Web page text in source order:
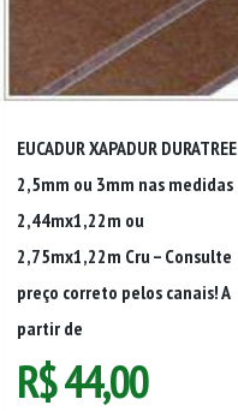
EUCADUR XAPADUR DURATREE
2,5mm ou 3mm nas medidas
2,44mx1,22m ou
2,75mx1,22m Cru – Consulte
preço correto pelos canais! A
partir de
R$44,00